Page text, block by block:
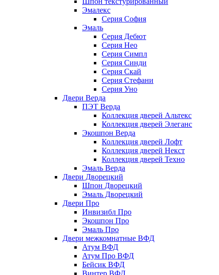
Эмалекс
Серия София
Эмаль
Серия Дебют
Серия Нео
Серия Симпл
Серия Синди
Серия Скай
Серия Стефани
Серия Уно
Двери Верда
ПЭТ Верда
Коллекция дверей Альтекс
Коллекция дверей Элеганс
Экошпон Верда
Коллекция дверей Лофт
Коллекция дверей Некст
Коллекция дверей Техно
Эмаль Верда
Двери Дворецкий
Шпон Дворецкий
Эмаль Дворецкий
Двери Про
Инвизибл Про
Экошпон Про
Эмаль Про
Двери межкомнатные ВФД
Атум ВФД
Атум Про ВФД
Бейсик ВФД
Винтер ВФД